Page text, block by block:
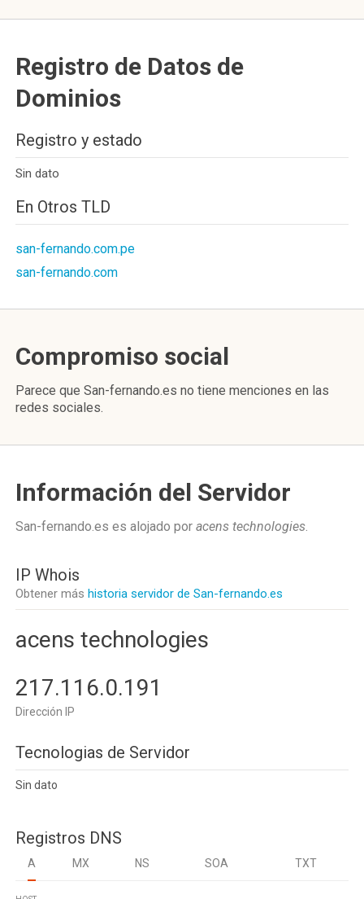
Registro de Datos de
Dominios
Registro y estado
Sin dato
En Otros TLD
san-fernando.com.pe
san-fernando.com
Compromiso social
Parece que San-fernando.es no tiene menciones en las
redes sociales.
Información del Servidor
San-fernando.es es alojado por acens technologies.
IP Whois
Obtener más historia servidor de San-fernando.es
acens technologies
217.116.0.191
Dirección IP
Tecnologias de Servidor
Sin dato
Registros DNS
A MX NS SOA TXT